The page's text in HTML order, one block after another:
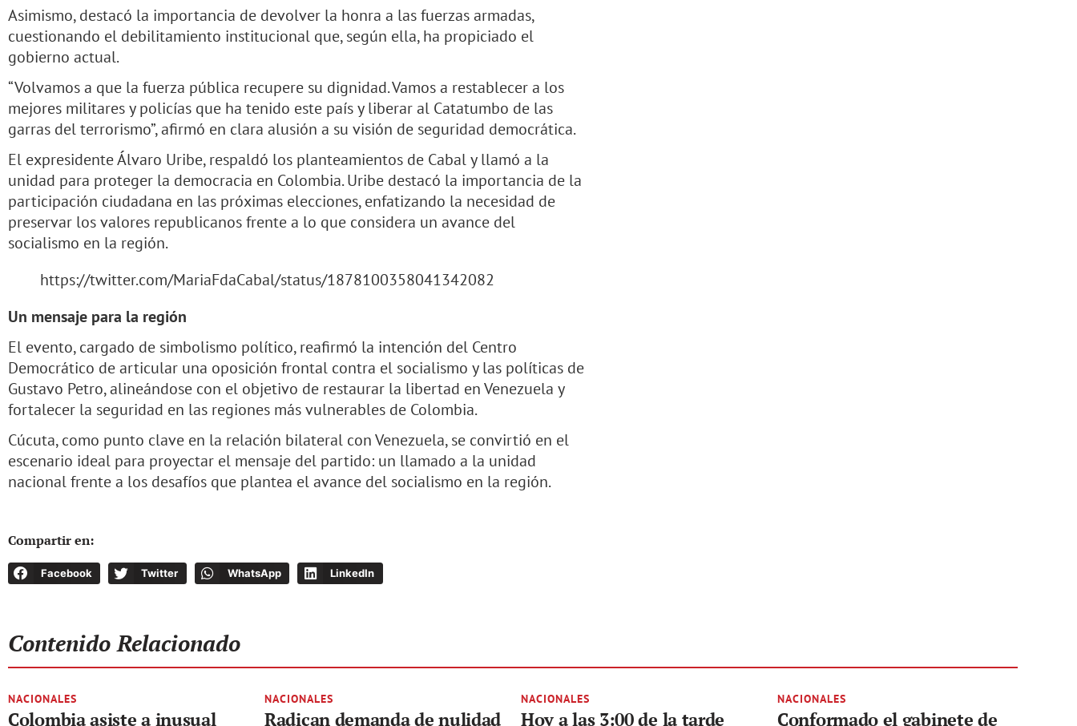
Asimismo, destacó la importancia de devolver la honra a las fuerzas armadas,
cuestionando el debilitamiento institucional que, según ella, ha propiciado el
gobierno actual.
“Volvamos a que la fuerza pública recupere su dignidad. Vamos a restablecer a los
mejores militares y policías que ha tenido este país y liberar al Catatumbo de las
garras del terrorismo”, afirmó en clara alusión a su visión de seguridad democrática.
El expresidente Álvaro Uribe, respaldó los planteamientos de Cabal y llamó a la
unidad para proteger la democracia en Colombia. Uribe destacó la importancia de la
participación ciudadana en las próximas elecciones, enfatizando la necesidad de
preservar los valores republicanos frente a lo que considera un avance del
socialismo en la región.
https://twitter.com/MariaFdaCabal/status/1878100358041342082
Un mensaje para la región
El evento, cargado de simbolismo político, reafirmó la intención del Centro
Democrático de articular una oposición frontal contra el socialismo y las políticas de
Gustavo Petro, alineándose con el objetivo de restaurar la libertad en Venezuela y
fortalecer la seguridad en las regiones más vulnerables de Colombia.
Cúcuta, como punto clave en la relación bilateral con Venezuela, se convirtió en el
escenario ideal para proyectar el mensaje del partido: un llamado a la unidad
nacional frente a los desafíos que plantea el avance del socialismo en la región.
Compartir en:
Facebook Twitter WhatsApp LinkedIn
Contenido Relacionado
NACIONALES
Colombia asiste a inusual
NACIONALES
Radican demanda de nulidad
NACIONALES
Hoy a las 3:00 de la tarde
NACIONALES
Conformado el gabinete de